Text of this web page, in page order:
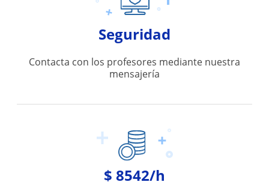
Seguridad
Contacta con los profesores mediante nuestra
mensajería
$ 8542/h